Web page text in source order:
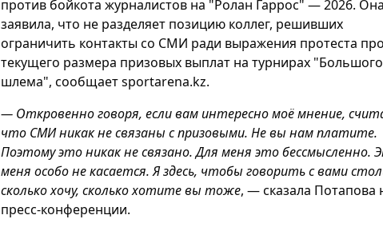
против бойкота журналистов на "Ролан Гаррос" — 2026. Она
заявила, что не разделяет позицию коллег, решивших
ограничить контакты со СМИ ради выражения протеста
текущего размера призовых выплат на турнирах "Большого
шлема", сообщает sportarena.kz.
— Откровенно говоря, если вам интересно моё мнение,
что СМИ никак не связаны с призовыми. Не вы нам платите.
Поэтому это никак не связано. Для меня это бессмысленно.
меня особо не касается. Я здесь, чтобы говорить с вами
сколько хочу, сколько хотите вы тоже, — сказала Потапова
пресс-конференции.